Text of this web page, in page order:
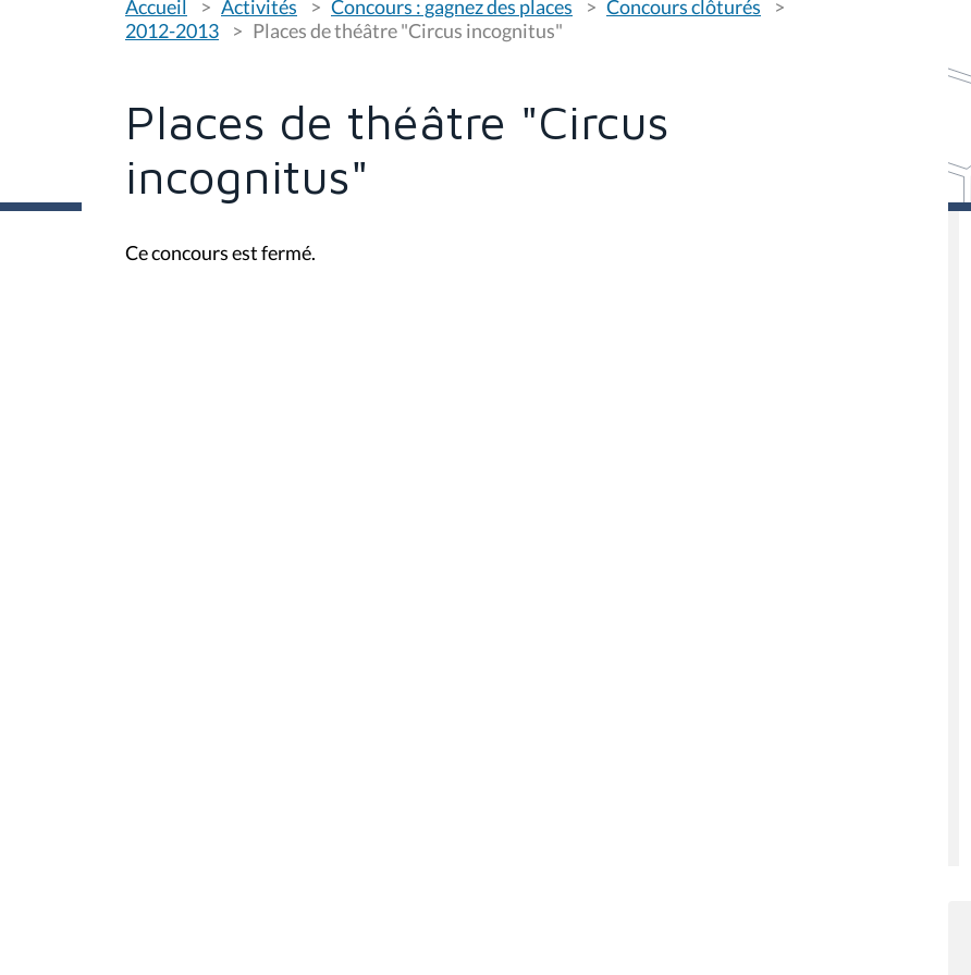
o
u
s
Accueil Activités Concours : gagnez des places
Concours clôturés
2012-2013
Places de théâtre "Circus incognitus"
Places de théâtre "Circus
incognitus"
Ce concours est fermé.